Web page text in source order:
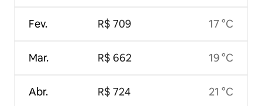
Fev.
Mar.
Abr.
R$ 709
R$ 662
R$ 724
17 °C
19 °C
21 °C